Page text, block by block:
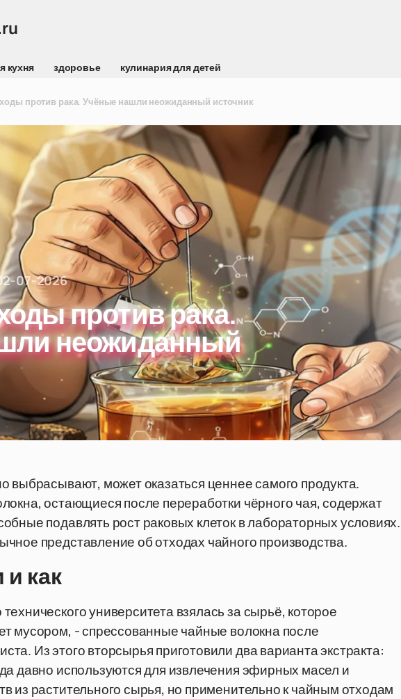
кухня здоровье кулинария для детей
против рака. Учёные нашли неожиданный источник
07-2026
против рака.
неожиданный
выбрасывают, может оказаться ценнее самого продукта.
остающиеся после переработки чёрного чая, содержат
подавлять рост раковых клеток в лабораторных условиях.
представление об отходах чайного производства.
как
университета взялась за сырьё, которое
мусором, - спрессованные чайные волокна после
Из этого вторсырья приготовили два варианта экстракта:
давно используются для извлечения эфирных масел и
из растительного сырья, но применительно к чайным отходам